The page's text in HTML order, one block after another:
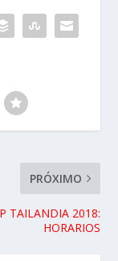
PRÓXIMO
TAILANDIA 2018:
HORARIOS